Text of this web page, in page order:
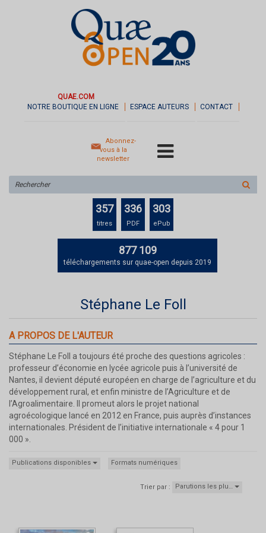
QUAE.COM
NOTRE BOUTIQUE EN LIGNE
ESPACE AUTEURS CONTACT
Abonnez-
vous à la
newsletter
sur
le
357
titres
336
PDF
303
ePub
877 109
téléchargements sur quae-open depuis 2019
Stéphane Le Foll
A PROPOS DE L'AUTEUR
Stéphane Le Foll a toujours été proche des questions agricoles :
professeur d’économie en lycée agricole puis à l’université de
Nantes, il devient député européen en charge de l’agriculture et du
développement rural, et enfin ministre de l’Agriculture et de
l’Agroalimentaire. Il promeut alors le projet national
agroécologique lancé en 2012 en France, puis auprès d’instances
internationales. Président de l’initiative internationale « 4 pour 1
000 ».
Publications disponibles Formats numériques
Trier par : Parutions les plu…